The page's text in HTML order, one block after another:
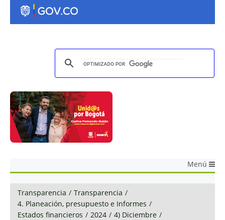
Menú
Transparencia / Transparencia /
4. Planeación, presupuesto e Informes /
Estados financieros / 2024 / 4) Diciembre /